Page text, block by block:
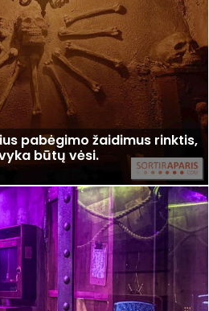
pabėgimo žaidimus rinktis,
būtų vėsi.